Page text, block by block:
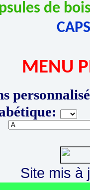
de
MENU
Site mis à